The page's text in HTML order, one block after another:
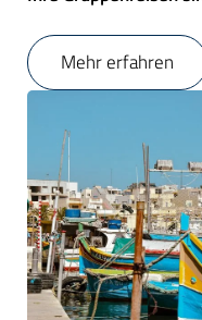
Mehr erfahren